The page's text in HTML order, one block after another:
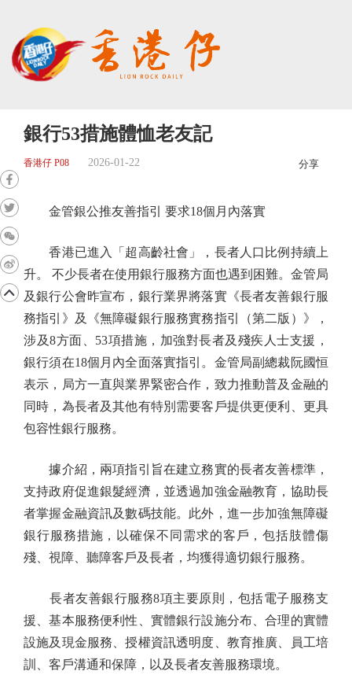
銀行53措施體恤老友記
香港仔 P08 2026-01-22 分享
金管銀公推友善指引 要求18個月內落實
香港已進入「超高齡社會」，長者人口比例持續上
升。 不少長者在使用銀行服務方面也遇到困難。金管局
及銀行公會昨宣布，銀行業界將落實《長者友善銀行服
務指引》及《無障礙銀行服務實務指引（第二版）》，
涉及8方面、53項措施，加強對長者及殘疾人士支援，
銀行須在18個月內全面落實指引。金管局副總裁阮國恒
表示，局方一直與業界緊密合作，致力推動普及金融的
同時，為長者及其他有特別需要客戶提供更便利、更具
包容性銀行服務。
據介紹，兩項指引旨在建立務實的長者友善標準，
支持政府促進銀髮經濟，並透過加強金融教育，協助長
者掌握金融資訊及數碼技能。此外，進一步加強無障礙
銀行服務措施，以確保不同需求的客戶，包括肢體傷
殘、視障、聽障客戶及長者，均獲得適切銀行服務。
長者友善銀行服務8項主要原則，包括電子服務支
援、基本服務便利性、實體銀行設施分布、合理的實體
設施及現金服務、授權資訊透明度、教育推廣、員工培
訓、客戶溝通和保障，以及長者友善服務環境。